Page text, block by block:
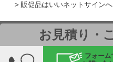
> 販促品はいいネットサインへ
個人情報の取り扱いについて
お見積り・
フォーム